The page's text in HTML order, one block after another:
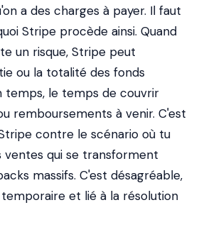
a des charges à payer. Il faut
Stripe procède ainsi. Quand
un risque, Stripe peut
ou la totalité des fonds
temps, le temps de couvrir
remboursements à venir. C'est
contre le scénario où tu
ventes qui se transforment
massifs. C'est désagréable,
et lié à la résolution